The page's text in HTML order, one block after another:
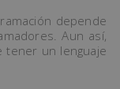
depende
Aun así,
tener un lenguaje